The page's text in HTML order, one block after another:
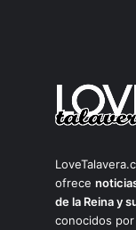
ofrece
de la Reina y
conocidos